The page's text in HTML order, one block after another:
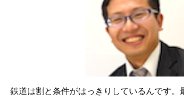
鉄道は割と条件がはっきりしているんです。